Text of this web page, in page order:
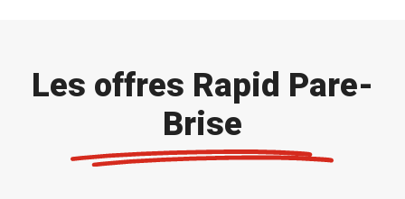
Les offres Rapid Pare-
Brise